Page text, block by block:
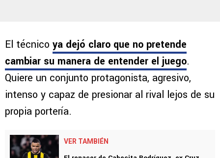
El técnico ya dejó claro que no pretende
cambiar su manera de entender el juego.
Quiere un conjunto protagonista, agresivo,
intenso y capaz de presionar al rival lejos de su
propia portería.
VER TAMBIÉN